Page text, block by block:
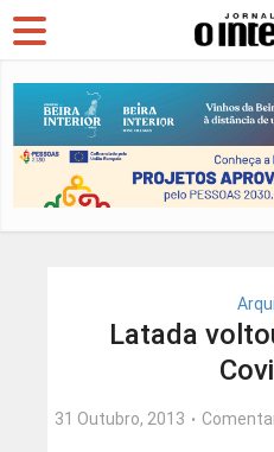
Latada
31 Outubro, 2013